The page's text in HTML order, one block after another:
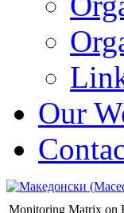
Our
Monitoring Matrix on